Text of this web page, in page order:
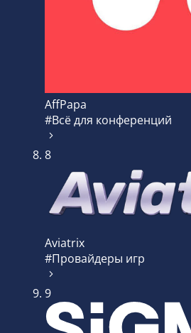
AffPapa
#Всё для конференций
8
Aviatrix
#Провайдеры игр
9